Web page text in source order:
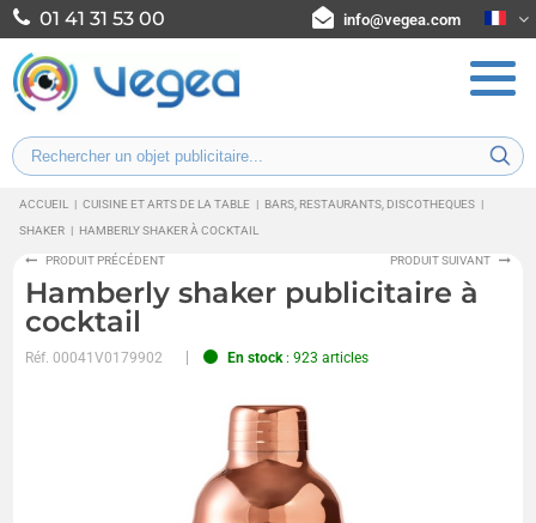
01 41 31 53 00 info@vegea.com
ACCUEIL | CUISINE ET ARTS DE LA TABLE | BARS, RESTAURANTS, DISCOTHEQUES |
SHAKER | HAMBERLY SHAKER À COCKTAIL
PRODUIT PRÉCÉDENT PRODUIT SUIVANT
Hamberly shaker publicitaire à
cocktail
Réf.00041V0179902 En stock: 923 articles